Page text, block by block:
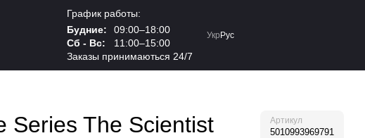
График работы:
Будние:
09:00–18:00
Сб - Вс:
11:00–15:00
Заказы принимаються 24/7
Укр Рус
Series The Scientist
Артикул
5010993969791